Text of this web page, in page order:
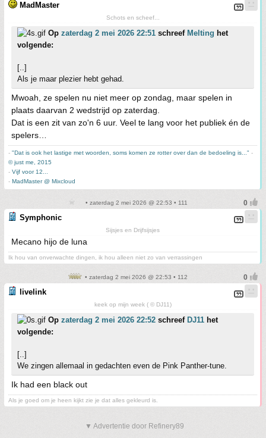
MadMaster
Schots en scheef...
Op zaterdag 2 mei 2026 22:51 schreef Melting het
volgende:
[..]
Als je maar plezier hebt gehad.
Mwoah, ze spelen nu niet meer op zondag, maar spelen in
plaats daarvan 2 wedstrijd op zaterdag.
Dat is een zit van zo'n 6 uur. Veel te lang voor het publiek én de
spelers…
- "Dat is ook het lastige met woorden, soms komen ze rotter over dan de bedoeling is..." -
© just me, 2015
- Vijf voor 12...
- MadMaster @ Mixcloud
• zaterdag 2 mei 2026 @ 22:53 • 111
Symphonic
Sijsjes en Drijfsijsjes
Mecano hijo de luna
Ik hou van onverwachte dingen, ik hou alleen niet zo van verrassingen
• zaterdag 2 mei 2026 @ 22:53 • 112
livelink
keek op mijn week ( © DJ11)
Op zaterdag 2 mei 2026 22:52 schreef DJ11 het
volgende:
[..]
We zingen allemaal in gedachten even de Pink Panther-tune.
Ik had een black out
Als je goed om je heen kijkt zie je dat alles gekleurd is.
▼ Advertentie door Refinery89